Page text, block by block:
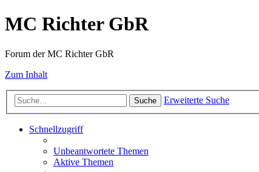
MC Richter GbR
Forum der MC Richter GbR
Zum Inhalt
Suche Erweiterte Suche
Schnellzugriff
Unbeantwortete Themen
Aktive Themen